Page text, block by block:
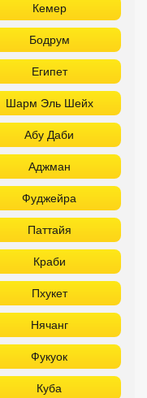
Кемер
Бодрум
Египет
Шарм Эль Шейх
Абу Даби
Аджман
Фуджейра
Паттайя
Краби
Пхукет
Нячанг
Фукуок
Куба